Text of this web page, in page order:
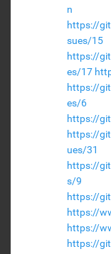
n
https://
sues/15
https://
es/17
https://
es/6
https://
https://
ues/31
https://
s/9
https://
https://
https://
https://